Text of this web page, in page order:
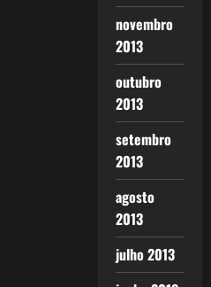
novembro
2013
outubro
2013
setembro
2013
agosto
2013
julho 2013